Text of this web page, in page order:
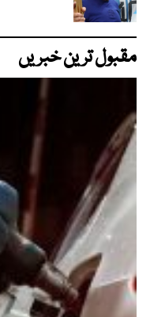
مقبول ترین خبریں